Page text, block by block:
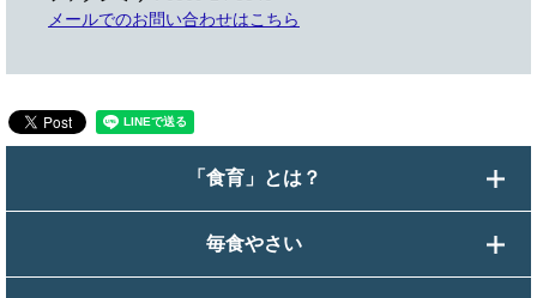
メールでのお問い合わせはこちら
「食育」とは？
毎食やさい